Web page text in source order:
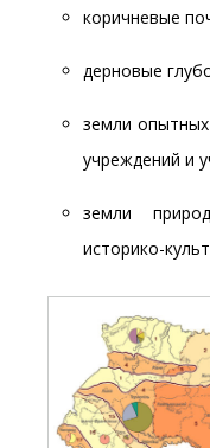
коричневые
дерновые
земли
учреждений и
земли
историко-